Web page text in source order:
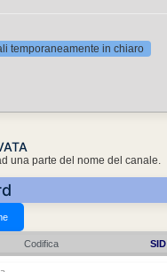
temporaneamente in chiaro
una parte del nome del canale.
Codifica SID